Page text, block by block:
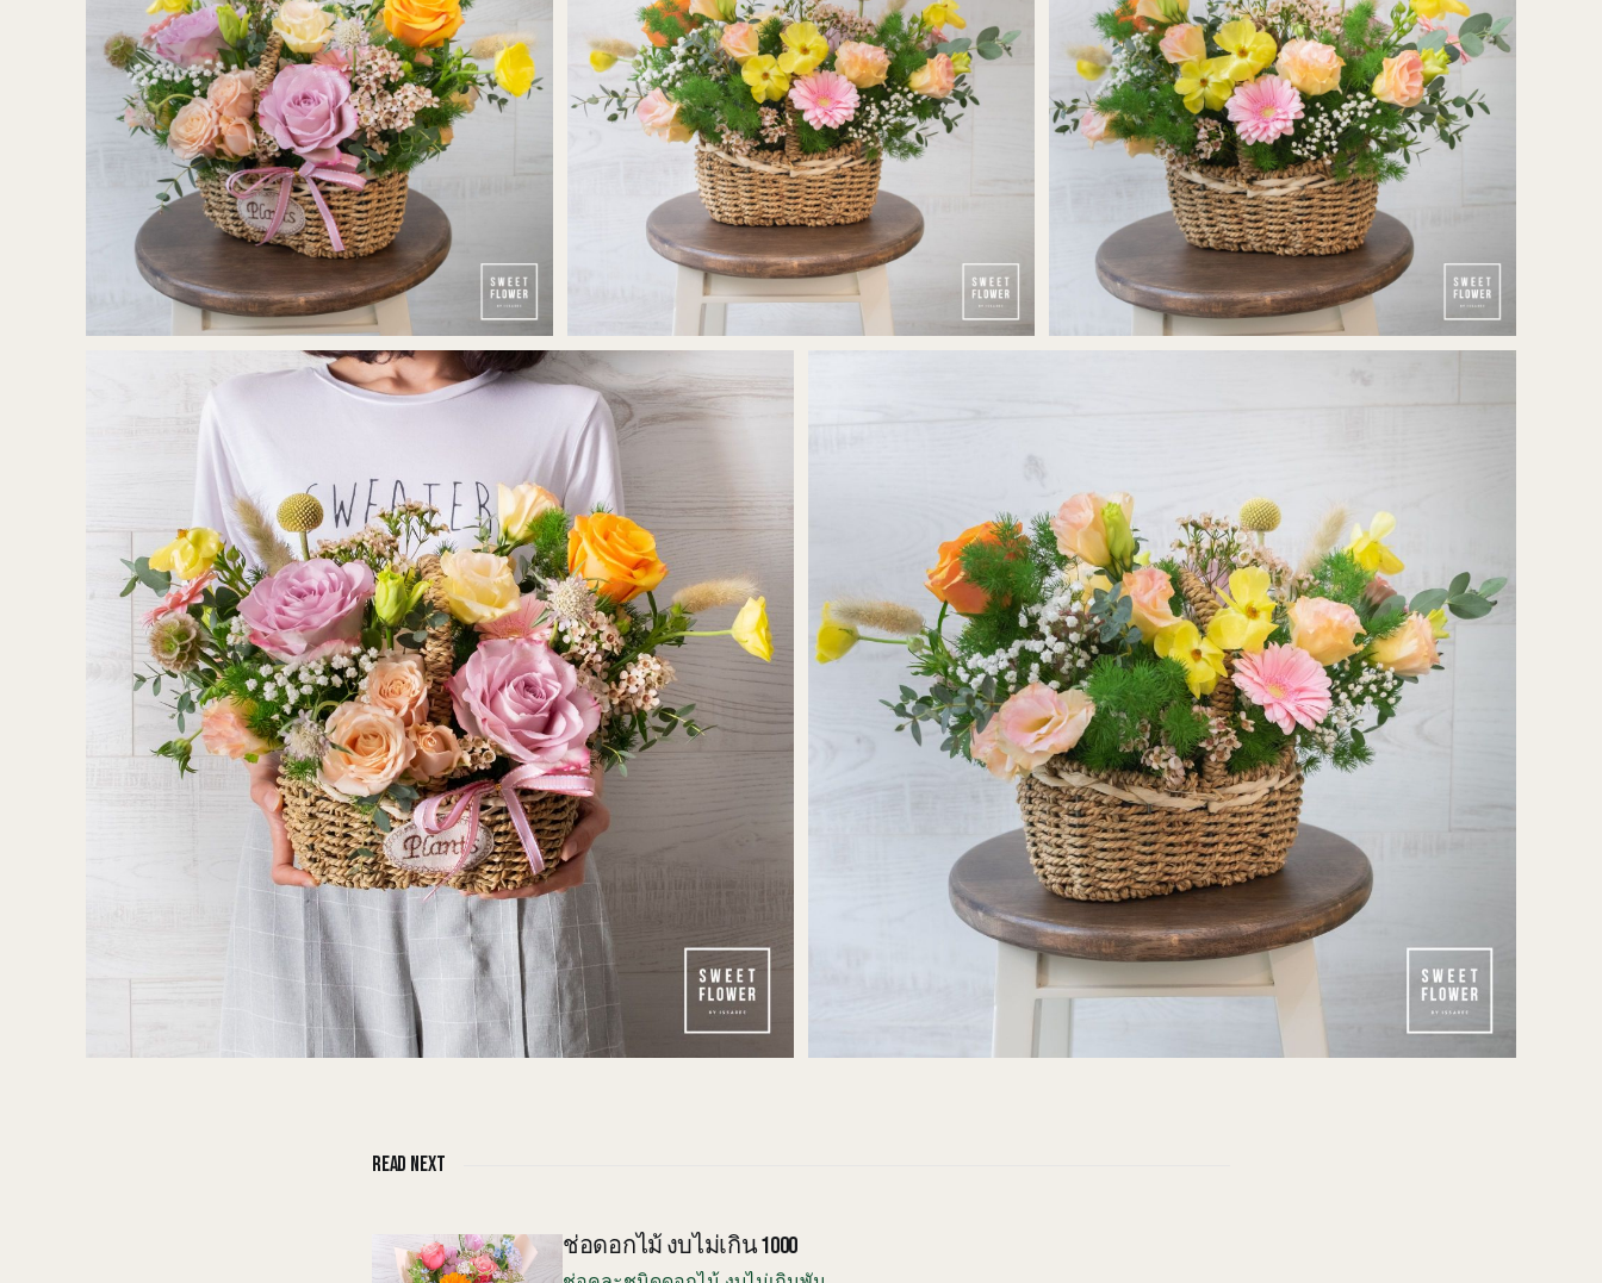
READ NEXT
ช่อดอกไม้ งบไม่เกิน 1000